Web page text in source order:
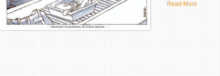
Read More